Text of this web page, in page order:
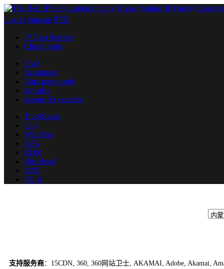
Home Product IP Query
Log in Sign up 中文
IP Data Service
Client Tools
FAQ
Document
Datx parse code
statistics
update db example
TraceRoute
Ping
WebPing
ASN
CDN
HttpHead
DNS
IP.LA
支持服务商： 15CDN, 360, 360网站卫士, AKAMAI, Adobe, Akamai,